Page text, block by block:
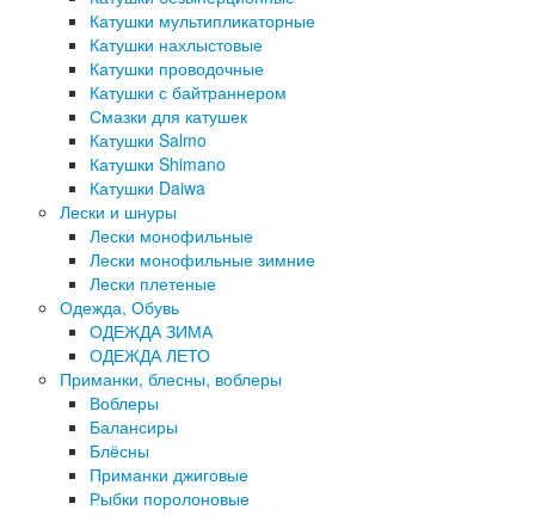
Катушки мультипликаторные
Катушки нахлыстовые
Катушки проводочные
Катушки с байтраннером
Смазки для катушек
Катушки Salmo
Катушки Shimano
Катушки Daiwa
Лески и шнуры
Лески монофильные
Лески монофильные зимние
Лески плетеные
Одежда, Обувь
ОДЕЖДА ЗИМА
ОДЕЖДА ЛЕТО
Приманки, блесны, воблеры
Воблеры
Балансиры
Блёсны
Приманки джиговые
Рыбки поролоновые